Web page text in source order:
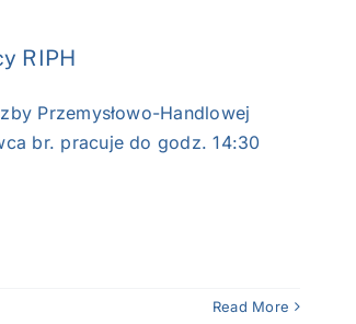
RIPH
Przemysłowo-Handlowej
br. pracuje do godz. 14:30
Read More